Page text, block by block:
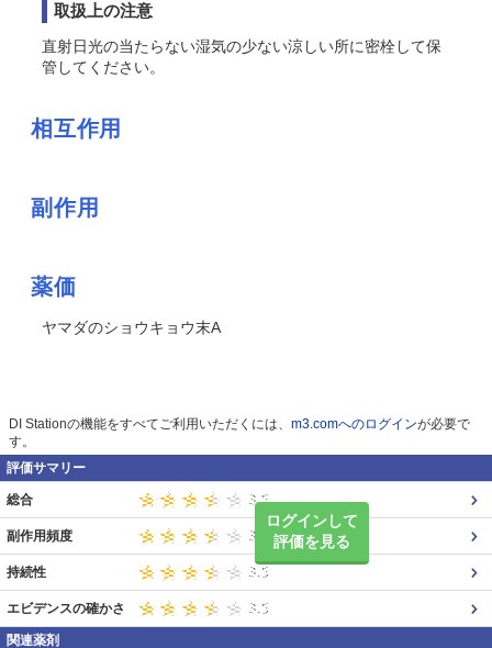
取扱上の注意
直射日光の当たらない湿気の少ない涼しい所に密栓して保
管してください。
相互作用
副作用
薬価
ヤマダのショウキョウ末A
DI Stationの機能をすべてご利用いただくには、 m3.comへのログインが必要で
す。
評価サマリー
ログインして
評価を見る
総合
副作用頻度
持続性
エビデンスの確かさ
関連薬剤